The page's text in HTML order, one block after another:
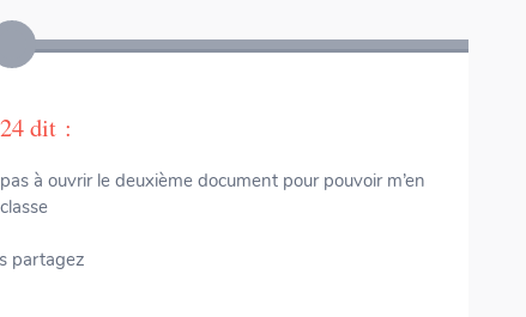
dit :
à ouvrir le deuxième document pour pouvoir m’en
partagez